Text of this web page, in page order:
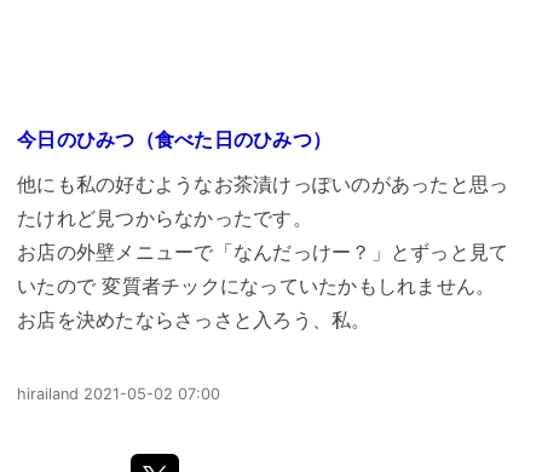
今日のひみつ（食べた日のひみつ）
他にも私の好むようなお茶漬けっぽいのがあったと思っ
たけれど見つからなかったです。
お店の外壁メニューで「なんだっけー？」とずっと見て
いたので 変質者チックになっていたかもしれません。
お店を決めたならさっさと入ろう、私。
hirailand 2021-05-02 07:00